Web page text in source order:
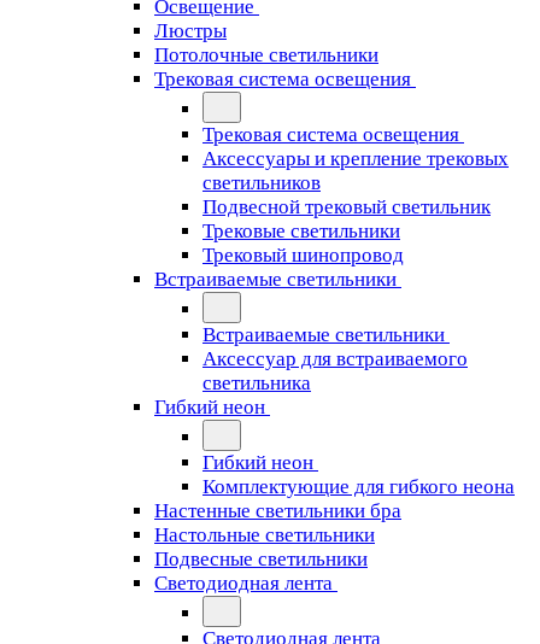
Освещение
Люстры
Потолочные светильники
Трековая система освещения
Трековая система освещения
Аксессуары и крепление трековых
светильников
Подвесной трековый светильник
Трековые светильники
Трековый шинопровод
Встраиваемые светильники
Встраиваемые светильники
Аксессуар для встраиваемого
светильника
Гибкий неон
Гибкий неон
Комплектующие для гибкого неона
Настенные светильники бра
Настольные светильники
Подвесные светильники
Светодиодная лента
Светодиодная лента